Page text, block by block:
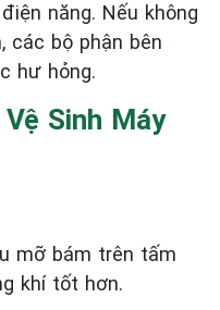
năng. Nếu không
các bộ phận bên
hư hỏng.
Sinh Máy
mỡ bám trên tấm
khí tốt hơn.